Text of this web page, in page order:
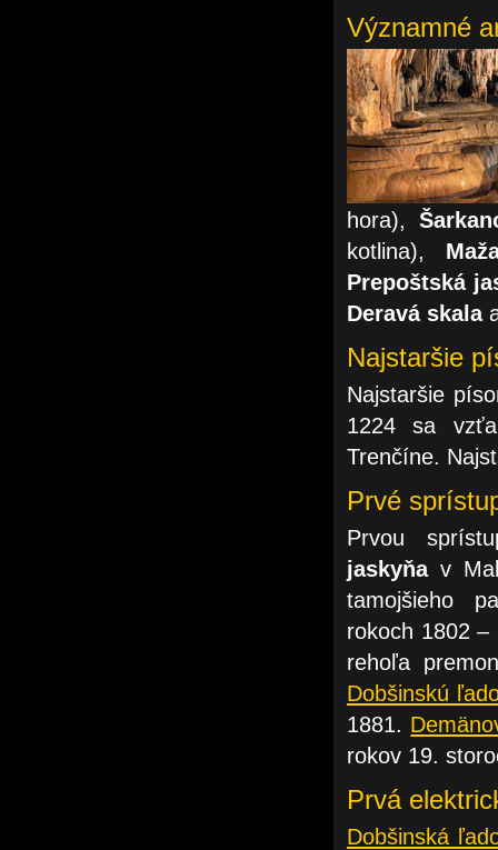
Významné
hora),
kotlina),
Prepoštská
Deravá skala
Najstaršie
Najstaršie
1224 sa
Trenčíne.
Prvé
Prvou
jaskyňav
tamojšieho
rokoch 1802
rehoľa
Dobšinskú
1881.
rokov 19.
Prvá
Dobšinská